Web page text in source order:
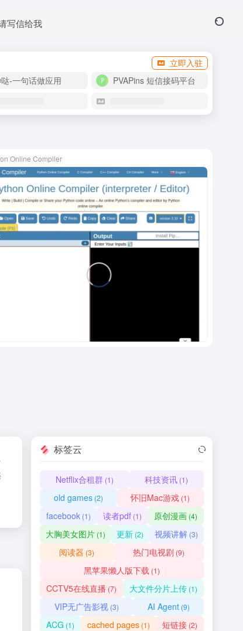
写信给我
立即入驻
-一句话做应用
PVAPins 短信接码平台
Online Compiler
标签云
Netflix合租群(1) 科技资讯 (1)
old games(2) 怀旧Mac游戏 (1)
facebook(1) 读者pdf(1) 原创漫画 (4)
大胸美女图片(1) 更新(2) 视频讲解 (3)
阅读器 (3) 热门电视剧 (9)
黑苹果懒人版下载 (1)
CCTV5在线直播 (7) 大文件分片上传 (1)
VIP无广告影视(3) AI Agent(9)
ACG (1) cached pages(1) 短链接 (2)